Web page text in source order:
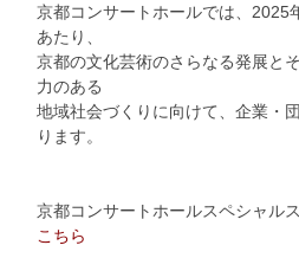
京都コンサートホールでは、2025
あたり、
京都の文化芸術のさらなる発展と
力のある
地域社会づくりに向けて、企業・
ります。
京都コンサートホールスペシャル
こちら